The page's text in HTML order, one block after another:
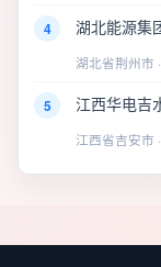
4 湖北能源集
湖北省荆州市
5 江西华电吉
江西省吉安市